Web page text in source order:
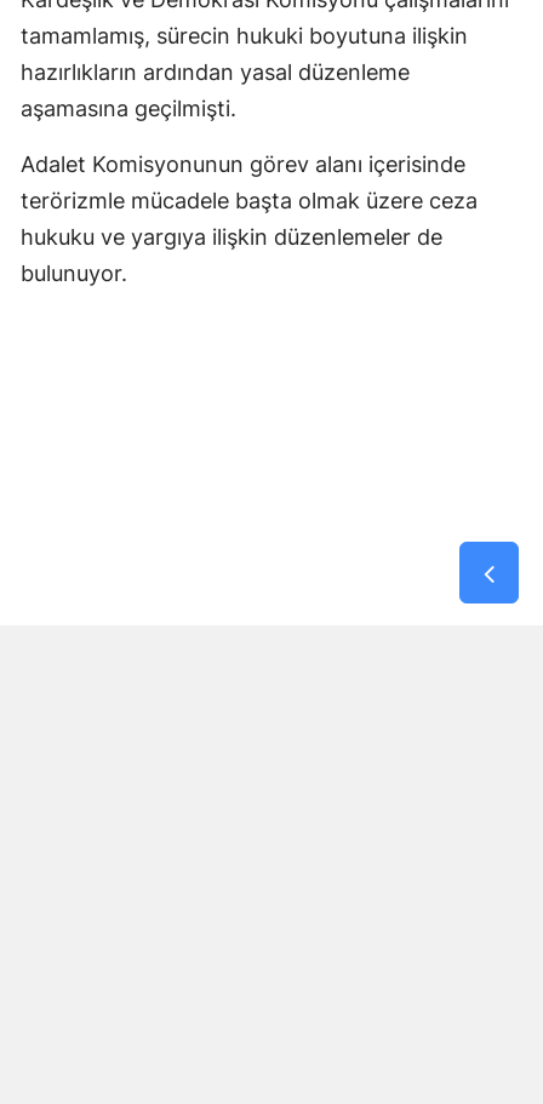
tamamlamış, sürecin hukuki boyutuna ilişkin
hazırlıkların ardından yasal düzenleme
aşamasına geçilmişti.
Adalet Komisyonunun görev alanı içerisinde
terörizmle mücadele başta olmak üzere ceza
hukuku ve yargıya ilişkin düzenlemeler de
bulunuyor.